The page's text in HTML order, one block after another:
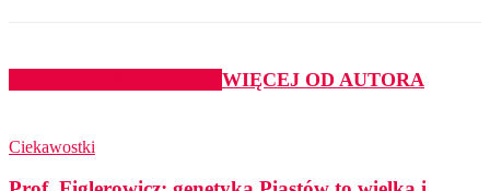
WIĘCEJ OD AUTORA
Ciekawostki